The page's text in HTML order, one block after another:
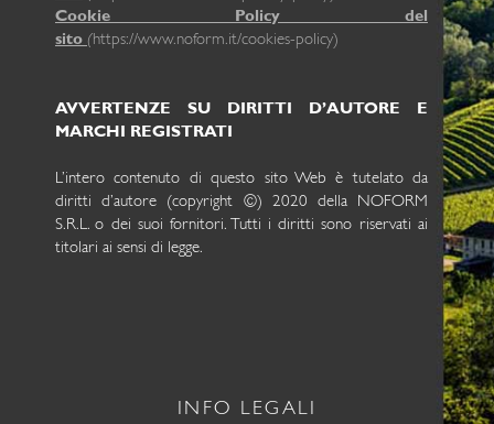
Cookie Policy del
sito (https://www.noform.it/cookies-policy)
AVVERTENZE SU DIRITTI D’AUTORE E
MARCHI REGISTRATI
L’intero contenuto di questo sito Web è tutelato da
diritti d’autore (copyright ©) 2020 della NOFORM
S.R.L. o dei suoi fornitori. Tutti i diritti sono riservati ai
titolari ai sensi di legge.
disposizione del pubblico, il noleggio e il prestito, la
INFO LEGALI